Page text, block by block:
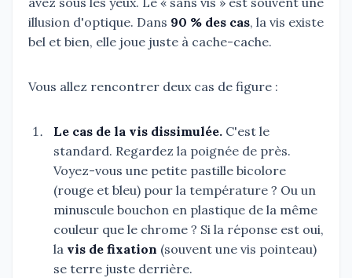
illusion d'optique. Dans 90 % des cas, la vis existe
bel et bien, elle joue juste à cache-cache.
Vous allez rencontrer deux cas de figure :
Le cas de la vis dissimulée. C'est le
standard. Regardez la poignée de près.
Voyez-vous une petite pastille bicolore
(rouge et bleu) pour la température ? Ou un
minuscule bouchon en plastique de la même
couleur que le chrome ? Si la réponse est oui,
la vis de fixation (souvent une vis pointeau)
se terre juste derrière.